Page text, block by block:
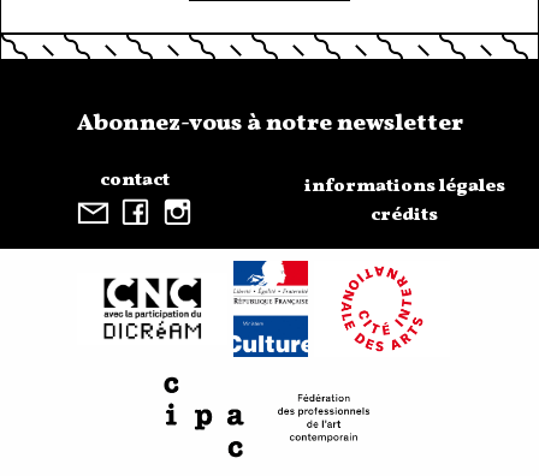
contact
Abonnez-vous à notre newsletter
informations légales
crédits